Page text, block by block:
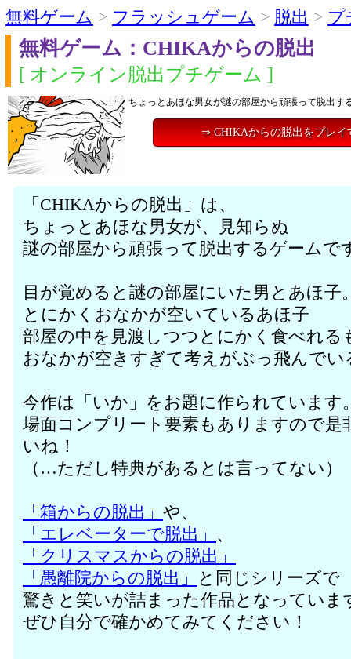
無料ゲーム > フラッシュゲーム > 脱出 > プ
無料ゲーム：CHIKAからの脱出
[ オンライン脱出プチゲーム ]
ちょっとあほな男女が謎の部屋から頑張って脱出す
⇒ CHIKAからの脱出をプレイ
「CHIKAからの脱出」は、
ちょっとあほな男女が、見知らぬ
謎の部屋から頑張って脱出するゲームで
目が覚めると謎の部屋にいた男とあほ子
とにかくおなかが空いているあほ子
部屋の中を見渡しつつとにかく食べれ
おなかが空きすぎて考えがぶっ飛んで
今作は「いか」をお題に作られています
場面コンプリート要素もありますので是
いね！
（…ただし特典があるとは言ってない）
「箱からの脱出」 や、
「エレベーターで脱出」 、
「クリスマスからの脱出」
「愚離院からの脱出」
と同じシリーズで
驚きと笑いが詰まった作品となっていま
ぜひ自分で確かめてみてください！